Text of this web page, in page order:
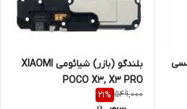
بلندگو (بازر) شیائومی XIAOMI
POCO X3, X3 PRO
549,000
21%